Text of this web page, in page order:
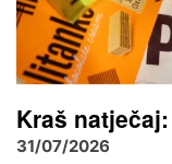
Kraš
31/07/2026